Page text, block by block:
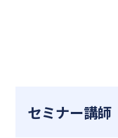
セミナー講師